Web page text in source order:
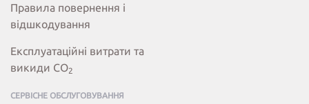
Правила повернення і
відшкодування
Експлуатаційні витрати та
викиди СО2
СЕРВІСНЕ ОБСЛУГОВУВАННЯ